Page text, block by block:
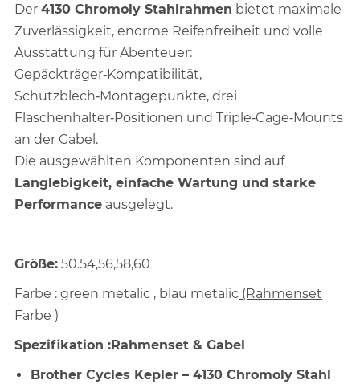
Der4130 Chromoly Stahlrahmen bietet maximale
Zuverlässigkeit, enorme Reifenfreiheit und volle
Ausstattung für Abenteuer:
Gepäckträger‑Kompatibilität,
Schutzblech‑Montagepunkte, drei
Flaschenhalter‑Positionen und Triple‑Cage‑Mounts
an der Gabel.
Die ausgewählten Komponenten sind auf
Langlebigkeit, einfache Wartung und starke
Performance ausgelegt.
Größe: 50.54,56,58,60
Farbe : green metalic , blau metalic (Rahmenset
Farbe )
Spezifikation :Rahmenset & Gabel
Brother Cycles Kepler – 4130 Chromoly Stahl